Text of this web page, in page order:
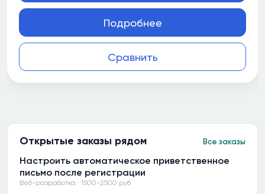
Сравнить
Подробнее
Открытые заказы рядом Все заказы
Настроить автоматическое приветственное
письмо после регистрации
Веб-разработка · 1500-2500 руб